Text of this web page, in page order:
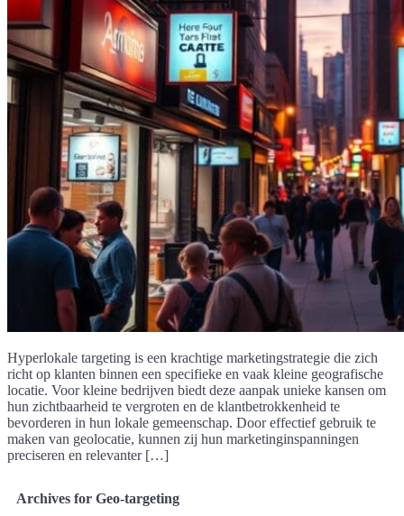
Hyperlokale targeting is een krachtige marketingstrategie die zich
richt op klanten binnen een specifieke en vaak kleine geografische
locatie. Voor kleine bedrijven biedt deze aanpak unieke kansen om
hun zichtbaarheid te vergroten en de klantbetrokkenheid te
bevorderen in hun lokale gemeenschap. Door effectief gebruik te
maken van geolocatie, kunnen zij hun marketinginspanningen
preciseren en relevanter […]
Archives for Geo-targeting